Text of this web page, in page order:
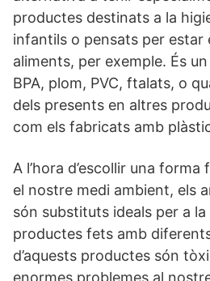
productes destinats a la
infantils o pensats per estar
aliments, per exemple. És
BPA, plom, PVC, ftalats, o
dels presents en altres
com els fabricats amb
A l’hora d’escollir una
el nostre medi ambient, els
són substituts ideals per a
productes fets amb
d’aquests productes són
enormes problemes al